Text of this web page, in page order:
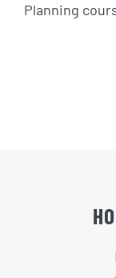
Pré-
Planning